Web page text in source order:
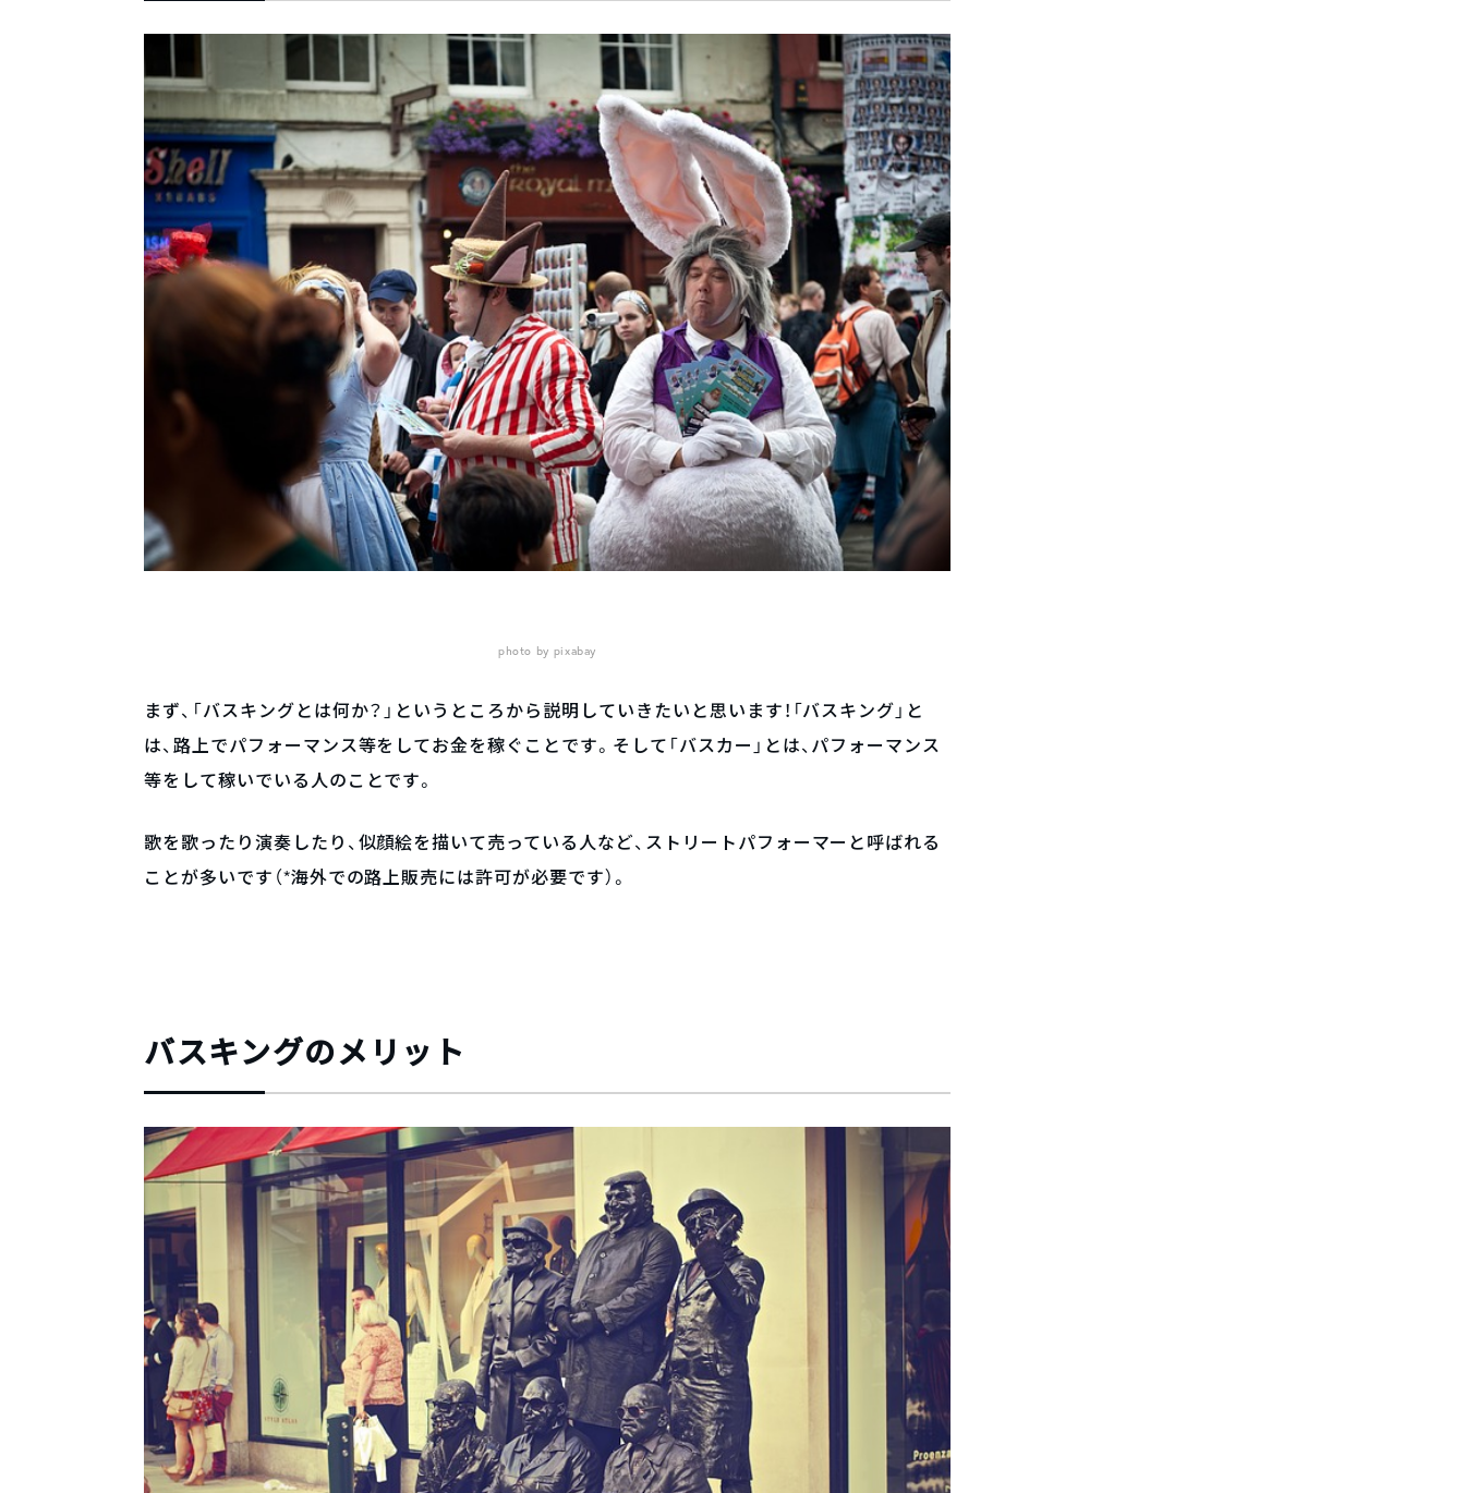
photo by pixabay
まず、「バスキングとは何か？」というところから説明していきたいと思います！「バスキング」と
は、路上でパフォーマンス等をしてお金を稼ぐことです。そして「バスカー」とは、パフォーマンス
等をして稼いでいる人のことです。
歌を歌ったり演奏したり、似顔絵を描いて売っている人など、ストリートパフォーマーと呼ばれる
ことが多いです（*海外での路上販売には許可が必要です）。
バスキングのメリット